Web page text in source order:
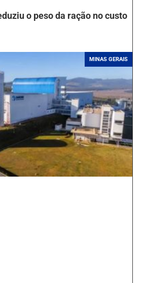
o peso da ração no custo
MINAS GERAIS